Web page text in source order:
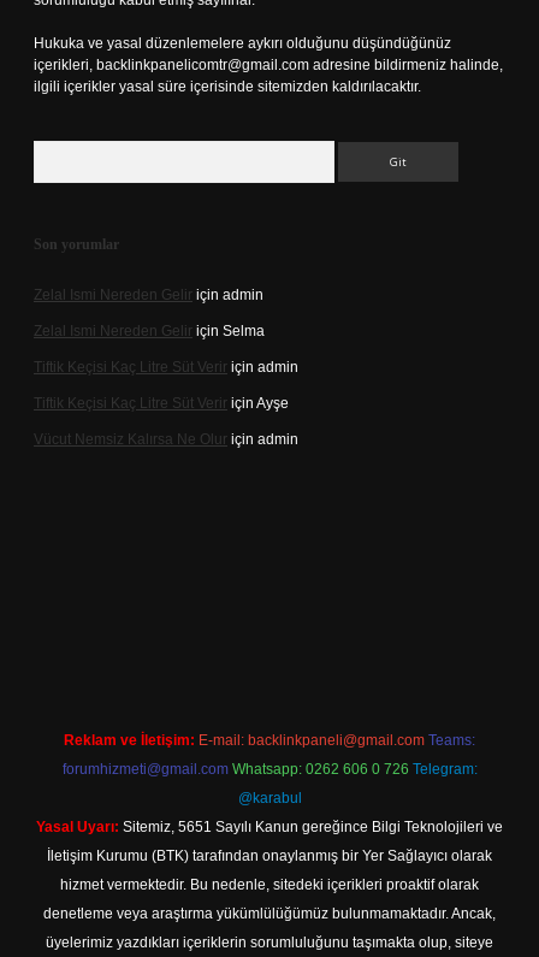
Hukuka ve yasal düzenlemelere aykırı olduğunu düşündüğünüz
içerikleri, backlinkpanelicomtr@gmail.com adresine bildirmeniz halinde,
ilgili içerikler yasal süre içerisinde sitemizden kaldırılacaktır.
Son yorumlar
Zelal Ismi Nereden Gelir için admin
Zelal Ismi Nereden Gelir için Selma
Tiftik Keçisi Kaç Litre Süt Verir için admin
Tiftik Keçisi Kaç Litre Süt Verir için Ayşe
Vücut Nemsiz Kalırsa Ne Olur için admin
Reklam ve İletişim: E-mail: backlinkpaneli@gmail.com Teams:
forumhizmeti@gmail.com Whatsapp: 0262 606 0 726 Telegram:
@karabul
Yasal Uyarı: Sitemiz, 5651 Sayılı Kanun gereğince Bilgi Teknolojileri ve
İletişim Kurumu (BTK) tarafından onaylanmış bir Yer Sağlayıcı olarak
hizmet vermektedir. Bu nedenle, sitedeki içerikleri proaktif olarak
denetleme veya araştırma yükümlülüğümüz bulunmamaktadır. Ancak,
üyelerimiz yazdıkları içeriklerin sorumluluğunu taşımakta olup, siteye